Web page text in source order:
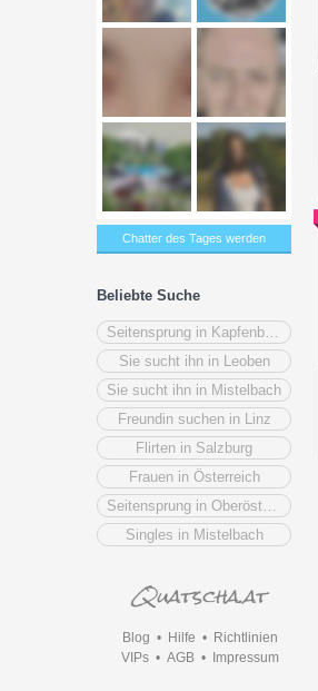
Chatter des Tages werden
Beliebte Suche
Sie sucht ihn in Leoben
Sie sucht ihn in Mistelbach
Freundin suchen in Linz
Flirten in Salzburg
Frauen in Österreich
Singles in Mistelbach
Blog • Hilfe • Richtlinien
VIPs• AGB• Impressum